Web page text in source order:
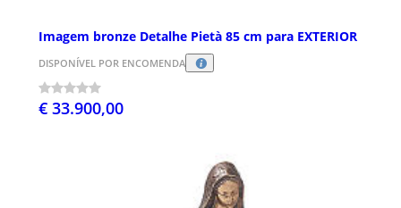
Imagem bronze Detalhe Pietà 85 cm para EXTERIOR
DISPONÍVEL POR ENCOMENDA
€ 33.900,00